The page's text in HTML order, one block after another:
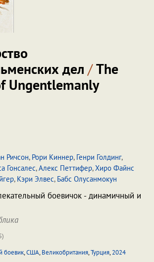
дел /The
Ungentlemanly
Ричсон, Рори Киннер, Генри Голдинг,
Гонсалес,Алекс Петтифер,Хиро Файнс
, Кэри Элвес, Бабс Олусанмокун
боевичок - динамичный и
)
боевик,США,Великобритания,Турция,2024